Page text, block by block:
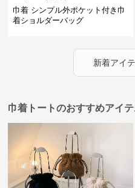
巾着 シンプル外ポケット付き巾
着ショルダーバッグ
新着アイ
巾着トートのおすすめアイテ